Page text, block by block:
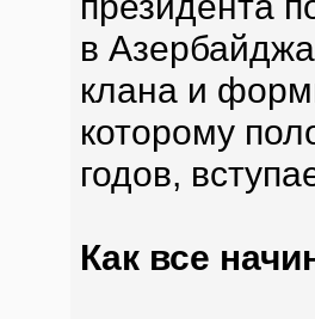
в
клана и
которому
годов,
Как все